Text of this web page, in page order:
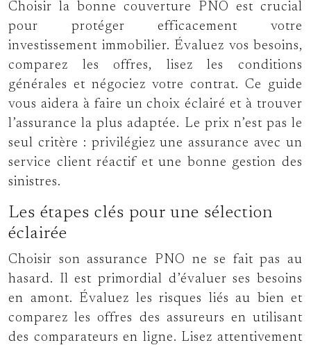
Choisir la bonne couverture PNO est crucial
pour protéger efficacement votre
investissement immobilier. Évaluez vos besoins,
comparez les offres, lisez les conditions
générales et négociez votre contrat. Ce guide
vous aidera à faire un choix éclairé et à trouver
l’assurance la plus adaptée. Le prix n’est pas le
seul critère : privilégiez une assurance avec un
service client réactif et une bonne gestion des
sinistres.
Les étapes clés pour une sélection
éclairée
Choisir son assurance PNO ne se fait pas au
hasard. Il est primordial d’évaluer ses besoins
en amont. Évaluez les risques liés au bien et
comparez les offres des assureurs en utilisant
des comparateurs en ligne. Lisez attentivement